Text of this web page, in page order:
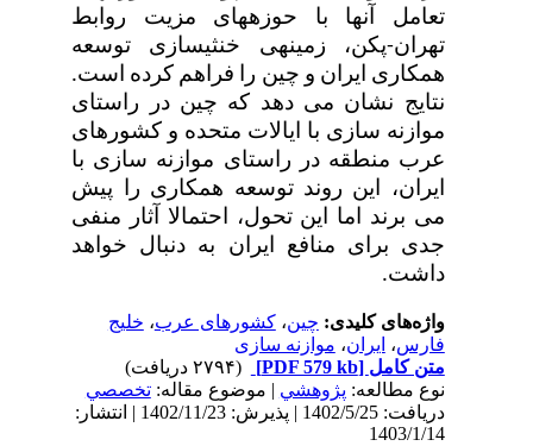
تعامل آن­ها با حوزه­های مزیت روابط
تهران-پکن، زمینه­ی خنثی­سازی توسعه
همکاری ایران و چین را فراهم کرده است.
نتایج نشان می دهد که چین در راستای
موازنه سازی با ایالات متحده و کشورهای
عرب منطقه در راستای موازنه سازی با
ایران، این روند توسعه همکاری را پیش
می برند اما این تحول، احتمالا آثار منفی
جدی برای منافع ایران به دنبال خواهد
داشت.
واژه‌های کلیدی:چین،کشورهای عرب،خلیج
فارس،ایران ،موازنه سازی
متن کامل[PDF 579 kb]
نوع مطالعه:پژوهشي| موضوع مقاله:تخصصي
دریافت: 1402/5/25 | پذیرش: 1402/11/23 | انتشار:
1403/1/14